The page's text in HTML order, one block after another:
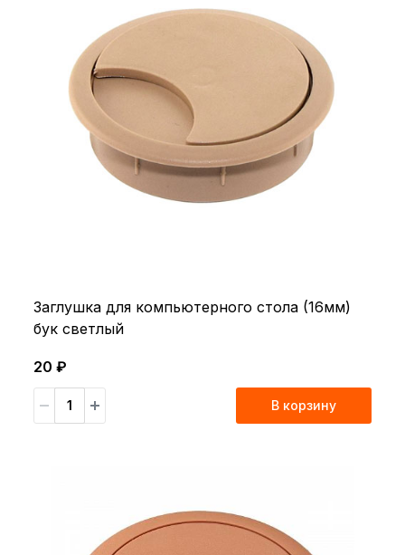
Заглушка для компьютерного стола (16мм)
бук светлый
20 ₽
В корзину